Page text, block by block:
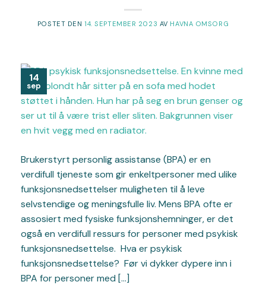
POSTET DEN14. SEPTEMBER 2023 AV HAVNA OMSORG
14
sep
Brukerstyrt personlig assistanse (BPA) er en
verdifull tjeneste som gir enkeltpersoner med ulike
funksjonsnedsettelser muligheten til å leve
selvstendige og meningsfulle liv. Mens BPA ofte er
assosiert med fysiske funksjonshemninger, er det
også en verdifull ressurs for personer med psykisk
funksjonsnedsettelse. Hva er psykisk
funksjonsnedsettelse? Før vi dykker dypere inn i
BPA for personer med […]